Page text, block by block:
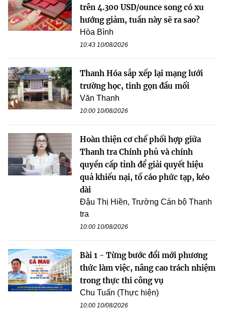
trên 4.300 USD/ounce song có xu
hướng giảm, tuần này sẽ ra sao?
Hòa Bình
10:43 10/08/2026
Thanh Hóa sắp xếp lại mạng lưới
trường học, tinh gọn đầu mối
Văn Thanh
10:00 10/08/2026
Hoàn thiện cơ chế phối hợp giữa
Thanh tra Chính phủ và chính
quyền cấp tỉnh để giải quyết hiệu
quả khiếu nại, tố cáo phức tạp, kéo
dài
Đậu Thị Hiền, Trường Cán bộ Thanh
tra
10:00 10/08/2026
Bài 1 - Từng bước đổi mới phương
thức làm việc, nâng cao trách nhiệm
trong thực thi công vụ
Chu Tuấn (Thực hiện)
10:00 10/08/2026